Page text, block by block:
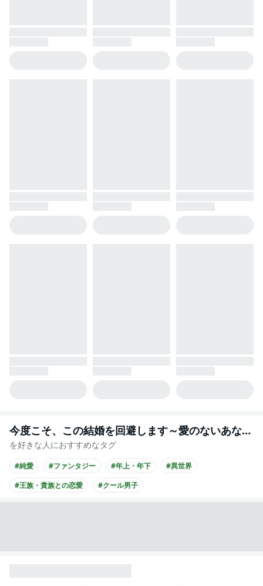
今度こそ、この結婚を回避します～愛のないあなたと離れる方法～【タテヨミ】
を好きな人におすすめなタグ
#純愛 #ファンタジー #年上・年下
#異世界
#王族・貴族との恋愛
#クール男子